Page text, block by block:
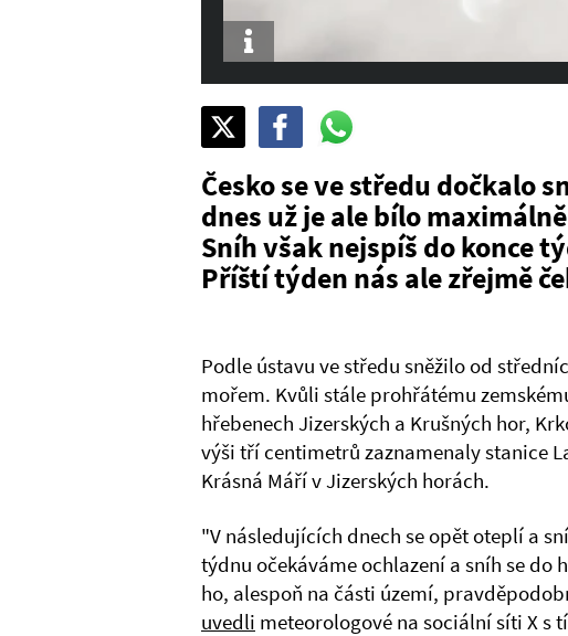
Info
Pošli
na
Pošli
na
WhatsAppu
Česko se ve středu dočkalo
dnes už je ale bílo
Sníh však nejspíš do konce
Příští týden nás ale zřejmě
Podle ústavu ve středu sněžilo od
mořem. Kvůli stále prohřátému
hřebenech Jizerských a Krušných hor,
výši tří centimetrů zaznamenaly stanice
Krásná Máří v Jizerských horách.
"V následujících dnech se opět oteplí a
týdnu očekáváme ochlazení a sníh se
ho, alespoň na části území,
uvedli meteorologové na sociální síti X s